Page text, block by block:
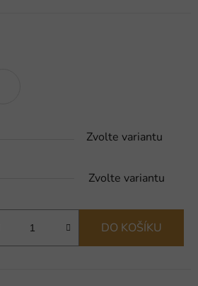
Zvolte variantu
Zvolte variantu
DO KOŠÍKU